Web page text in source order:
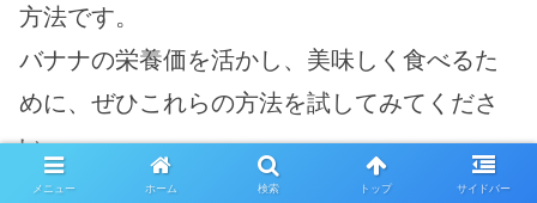
方法です。
バナナの栄養価を活かし、美味しく食べるた
めに、ぜひこれらの方法を試してみてくださ
い。
メニュー ホーム 検索 トップ サイドバー